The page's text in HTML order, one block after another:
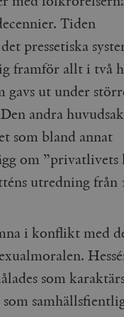
Tiden
pressetiska
framför allt i två
gavs ut under
andra
som bland annat
om ”privatlivets
utredning från
i konflikt med
som
ställs in av Google Analytics. Den
varje besökt sida och används
cookie som har ställts in
det hänför sig till. Det
hög trafikvolym.
används av Google Analytics för att
att skilja mellan människor och
giltiga rapporter om
videospelaren på